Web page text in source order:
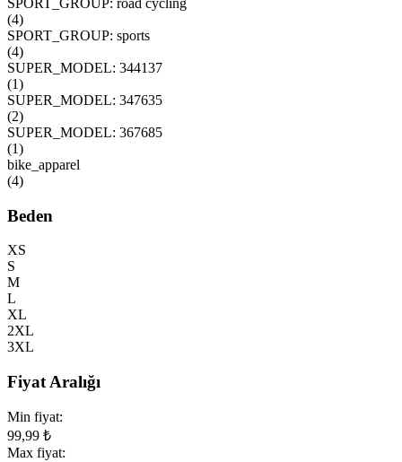
SPORT_GROUP: road cycling
(4)
SPORT_GROUP: sports
(4)
SUPER_MODEL: 344137
(1)
SUPER_MODEL: 347635
(2)
SUPER_MODEL: 367685
(1)
bike_apparel
(4)
Beden
XS
S
M
L
XL
2XL
3XL
Fiyat Aralığı
Min fiyat:
99,99 ₺
Max fiyat: